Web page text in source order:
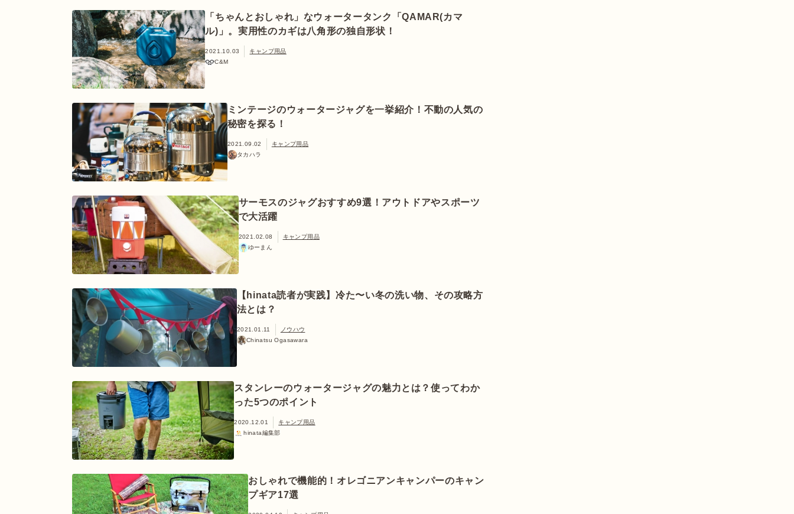
「ちゃんとおしゃれ」なウォータータンク「QAMAR(カマ
ル)」。実用性のカギは八角形の独自形状！
2021.10.03
キャンプ用品
C&M
ミンテージのウォータージャグを一挙紹介！不動の人気の
秘密を探る！
2021.09.02
キャンプ用品
タカハラ
サーモスのジャグおすすめ9選！アウトドアやスポーツ
で大活躍
2021.02.08
キャンプ用品
ゆーまん
【hinata読者が実践】冷た〜い冬の洗い物、その攻略方
法とは？
2021.01.11
ノウハウ
Chinatsu Ogasawara
スタンレーのウォータージャグの魅力とは？使ってわか
った5つのポイント
2020.12.01
キャンプ用品
hinata編集部
おしゃれで機能的！オレゴニアンキャンパーのキャン
プギア17選